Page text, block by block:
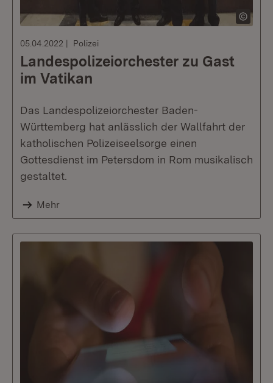
05.04.2022 Polizei
Landespolizeiorchester zu Gast
im Vatikan
Das Landespolizeiorchester Baden-
Württemberg hat anlässlich der Wallfahrt der
katholischen Polizeiseelsorge einen
Gottesdienst im Petersdom in Rom musikalisch
gestaltet.
Mehr